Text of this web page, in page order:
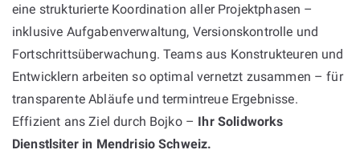
eine strukturierte Koordination aller Projektphasen –
inklusive Aufgabenverwaltung, Versionskontrolle und
Fortschrittsüberwachung. Teams aus Konstrukteuren und
Entwicklern arbeiten so optimal vernetzt zusammen – für
transparente Abläufe und termintreue Ergebnisse.
Effizient ans Ziel durch Bojko – Ihr Solidworks
Dienstlsiter in Mendrisio Schweiz.